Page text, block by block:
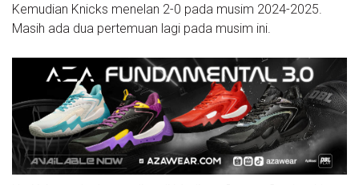
Kemudian Knicks menelan 2-0 pada musim 2024-2025.
Masih ada dua pertemuan lagi pada musim ini.